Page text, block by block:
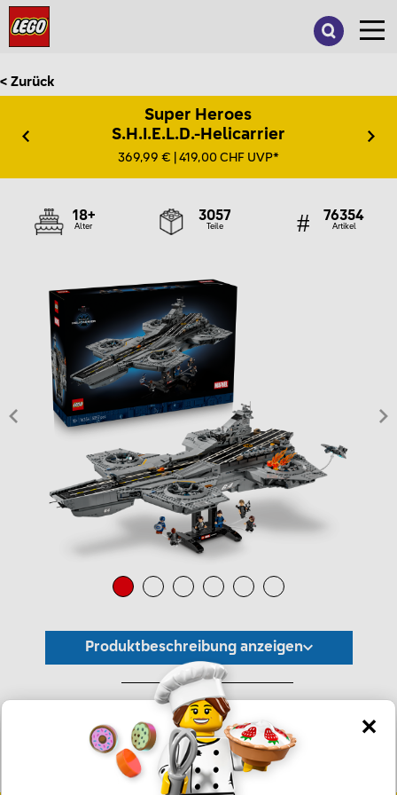
< Zurück
Super Heroes
S.H.I.E.L.D.-Helicarrier
369,99 € | 419,00 CHF UVP*
18+
Alter
3057
Teile
76354
Artikel
Produktbeschreibung anzeigen
*Unverbindliche Preisempfehlung -
Die Preisgestaltung liegt im alleinigen Ermessen des Händlers